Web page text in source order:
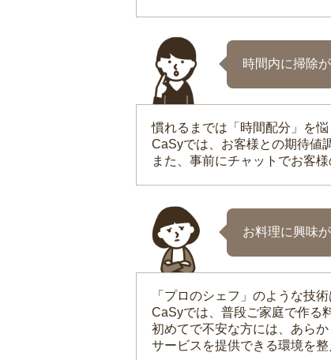
時間内に掃除
慣れるまでは「時間配分」を
CaSyでは、お客様との期待値
また、事前にチャットでお客
お料理に興味
「プロのシェフ」のような技
CaSyでは、普段ご家庭で作る
初めてで不安な方には、あら
サービスを提供できる環境を整